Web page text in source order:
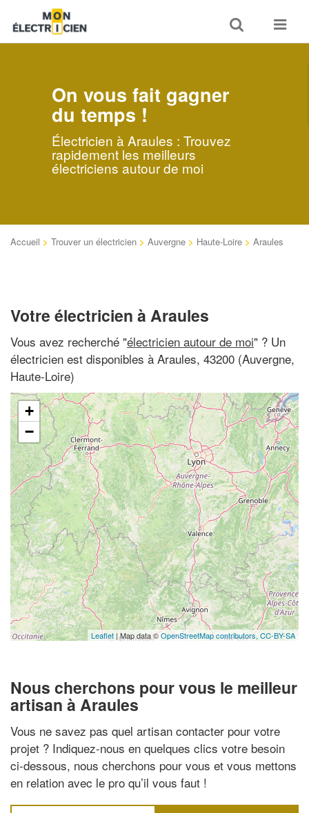
Toggle
search
Toggle
On vous fait gagner
du temps !
Électricien à Araules : Trouvez
rapidement les meilleurs
électriciens autour de moi
Accueil > Trouver un électricien > Auvergne > Haute-Loire > Araules
Votre électricien à Araules
Vous avez recherché "électricien autour de moi" ? Un
électricien est disponibles à Araules, 43200 (Auvergne,
Haute-Loire)
+
−
Leaflet | Map data ©OpenStreetMap contributors, CC-BY-SA
Nous cherchons pour vous le meilleur
artisan à Araules
Vous ne savez pas quel artisan contacter pour votre
projet ? Indiquez-nous en quelques clics votre besoin
ci-dessous, nous cherchons pour vous et vous mettons
en relation avec le pro qu’il vous faut !